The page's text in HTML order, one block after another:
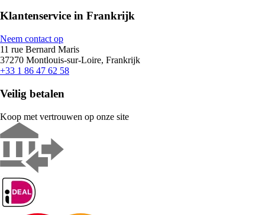
Klantenservice in Frankrijk
Neem contact op
11 rue Bernard Maris
37270 Montlouis-sur-Loire, Frankrijk
+33 1 86 47 62 58
Veilig betalen
Koop met vertrouwen op onze site